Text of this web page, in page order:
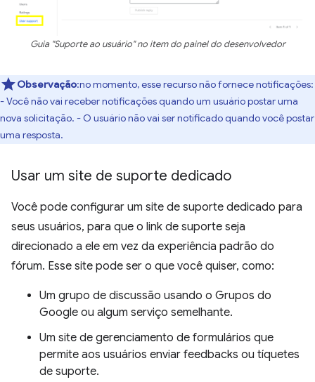
Guia "Suporte ao usuário" no item do painel do desenvolvedor
Observação:no momento, esse recurso não fornece notificações:
- Você não vai receber notificações quando um usuário postar uma
nova solicitação. - O usuário não vai ser notificado quando você postar
uma resposta.
Usar um site de suporte dedicado
Você pode configurar um site de suporte dedicado para
seus usuários, para que o link de suporte seja
direcionado a ele em vez da experiência padrão do
fórum. Esse site pode ser o que você quiser, como:
Um grupo de discussão usando o Grupos do
Google ou algum serviço semelhante.
Um site de gerenciamento de formulários que
permite aos usuários enviar feedbacks ou tíquetes
de suporte.